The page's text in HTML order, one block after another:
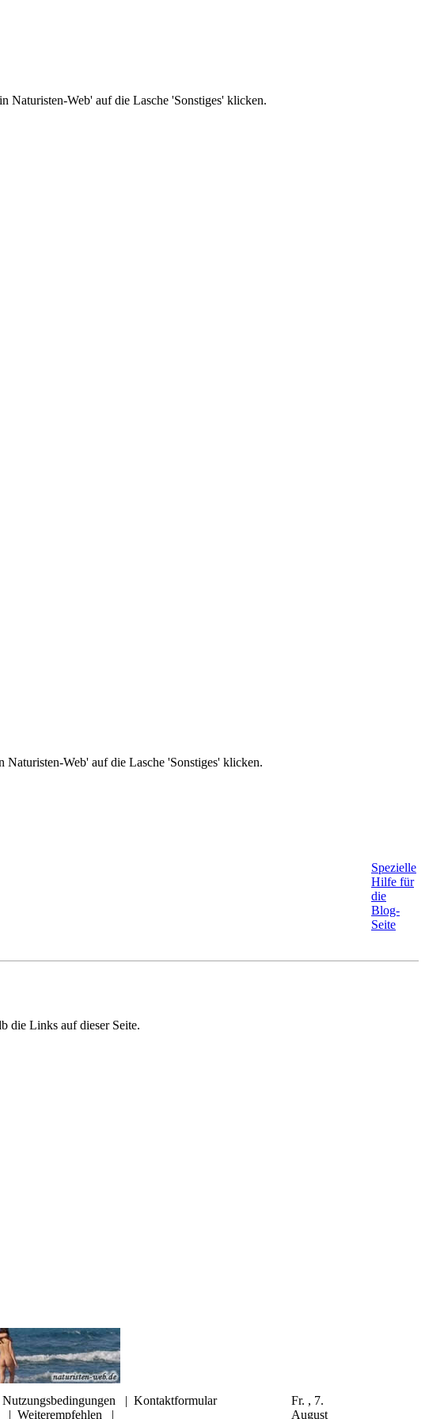
Naturisten-Web' auf die Lasche 'Sonstiges' klicken.
Web' auf die Lasche 'Sonstiges' klicken.
Spezielle
Hilfe für
die
Blog-
Seite
Nutzungsbedingungen | Kontaktformular
| Weiterempfehlen |
Fr. , 7.
August